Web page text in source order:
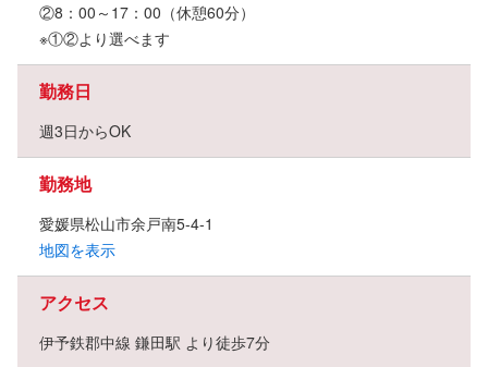
②8：00～17：00（休憩60分）
※①②より選べます
勤務日
週3日からOK
勤務地
愛媛県松山市余戸南5-4-1
地図を表示
アクセス
伊予鉄郡中線 鎌田駅 より徒歩7分